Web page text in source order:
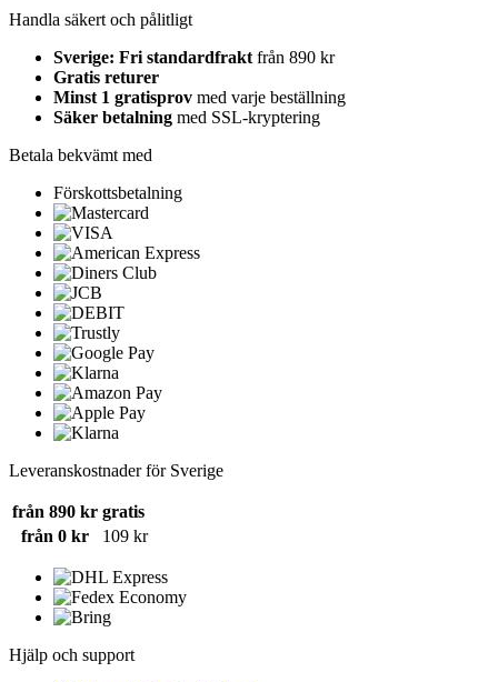
Handla säkert och pålitligt
Sverige: Fri standardfrakt från 890 kr
Gratis returer
Minst 1 gratisprov med varje beställning
Säker betalning med SSL-kryptering
Betala bekvämt med
Förskottsbetalning
Leveranskostnader för Sverige
från 890 kr gratis
från 0 kr
109 kr
Hjälp och support